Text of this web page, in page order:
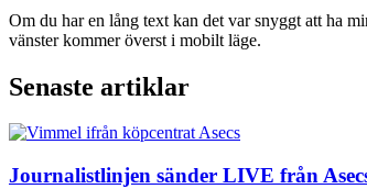
Om du har en lång text kan det var snyggt att ha
vänster kommer överst i mobilt läge.
Senaste artiklar
Journalistlinjen sänder LIVE från